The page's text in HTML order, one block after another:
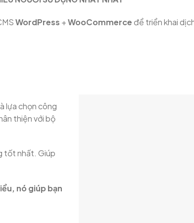
WordPress +WooCommerce để triển khai
lựa chọn công
thiện với bộ
tốt nhất. Giúp
nó giúp bạn